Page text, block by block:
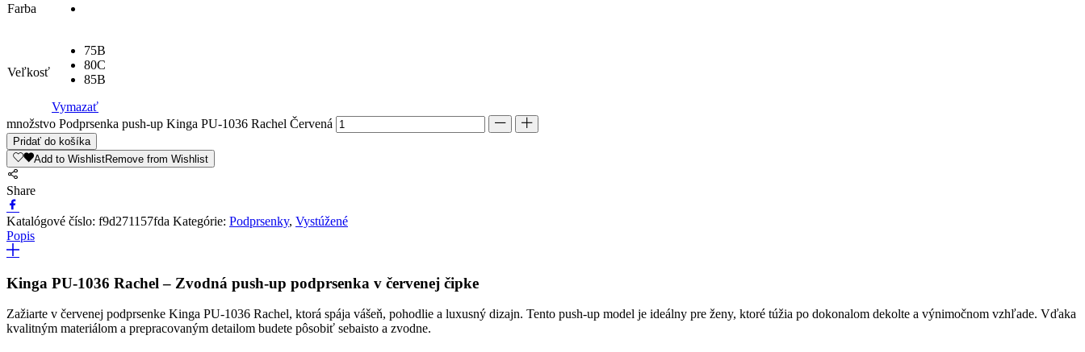
Farba
Veľkosť
75B
80C
85B
Vymazať
množstvo Podprsenka push-up Kinga PU-1036 Rachel Červená
Pridať do košíka
Add to WishlistRemove from Wishlist
Share
Katalógové číslo: f9d271157fda Kategórie: Podprsenky, Vystúžené
Popis
Kinga PU-1036 Rachel – Zvodná push-up podprsenka v červenej čipke
Zažiarte v červenej podprsenke Kinga PU-1036 Rachel, ktorá spája vášeň, pohodlie a luxusný dizajn. Tento push-up model je ideálny pre ženy, ktoré túžia po dokonalom dekolte a výnimočnom vzhľade. Vďaka
kvalitným materiálom a prepracovaným detailom budete pôsobiť sebaisto a zvodne.